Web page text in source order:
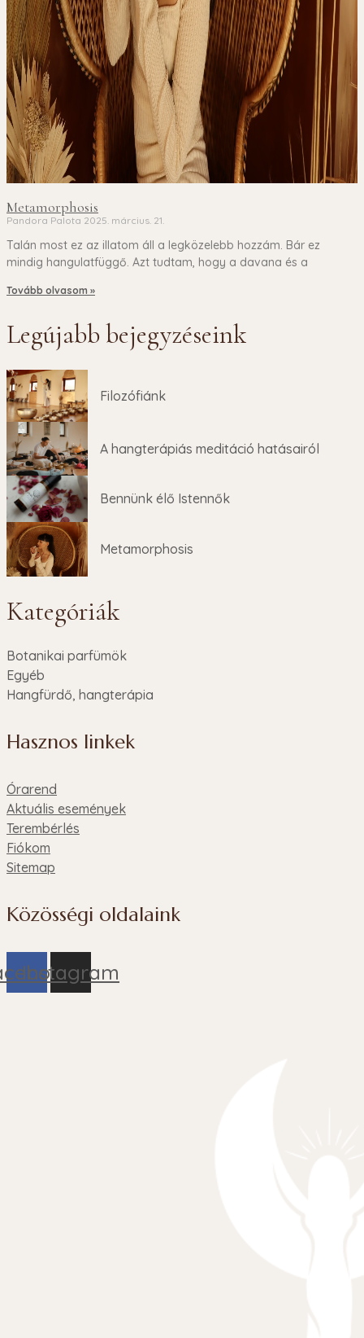
Metamorphosis
Pandora Palota 2025. március. 21.
Talán most ez az illatom áll a legközelebb hozzám. Bár ez
mindig hangulatfüggő. Azt tudtam, hogy a davana és a
Tovább olvasom »
Legújabb bejegyzéseink
Filozófiánk
A hangterápiás meditáció hatásairól
Bennünk élő Istennők
Metamorphosis
Kategóriák
Botanikai parfümök
Egyéb
Hangfürdő, hangterápia
Hasznos linkek
Órarend
Aktuális események
Terembérlés
Fiókom
Sitemap
Közösségi oldalaink
Instagram